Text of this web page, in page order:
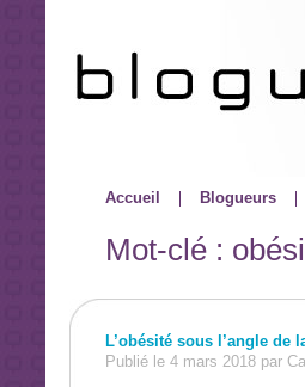
Accueil Blogueurs
Mot-clé :
L’obésité sous l’angle de
Publié le 4 mars 2018 par